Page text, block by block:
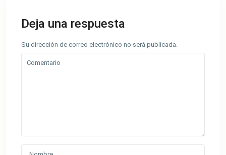
Deja una respuesta
Su dirección de correo electrónico no será publicada.